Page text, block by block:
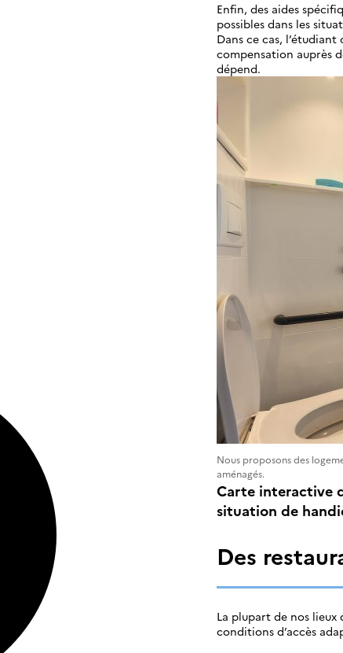
Enfin, des aides
possibles dans les
Dans ce cas,
compensation auprès
dépend.
Nous proposons des
aménagés.
Carte interactive
situation de
Des
La plupart de nos lieux
conditions d’accès